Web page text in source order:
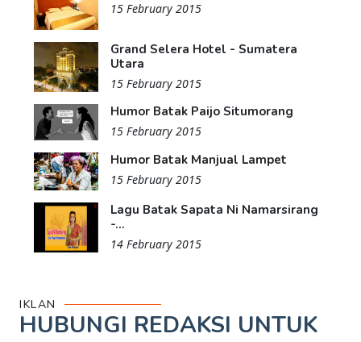
15 February 2015
Grand Selera Hotel - Sumatera
Utara
15 February 2015
Humor Batak Paijo Situmorang
15 February 2015
Humor Batak Manjual Lampet
15 February 2015
Lagu Batak Sapata Ni Namarsirang
-...
14 February 2015
IKLAN
HUBUNGI REDAKSI UNTUK